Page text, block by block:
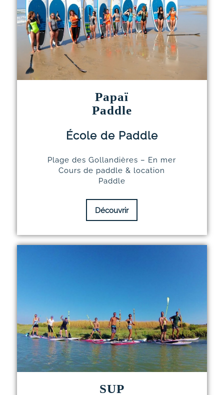
Papaï
Paddle
École de Paddle
Plage des Gollandières – En mer
Cours de paddle & location
Paddle
Découvrir
SUP